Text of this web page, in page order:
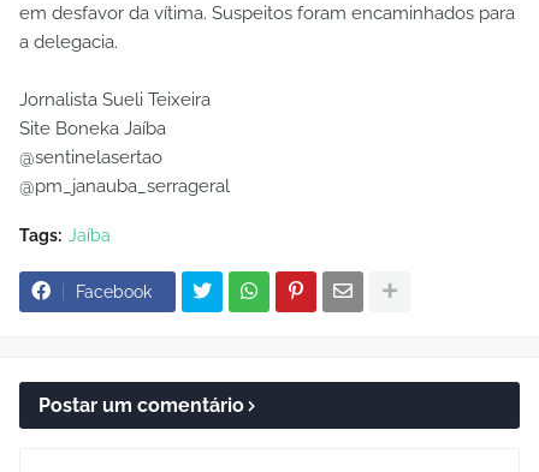
em desfavor da vítima. Suspeitos foram encaminhados para
a delegacia.
Jornalista Sueli Teixeira
Site Boneka Jaíba
@sentinelasertao
@pm_janauba_serrageral
Tags: Jaíba
Facebook
Postar um comentário